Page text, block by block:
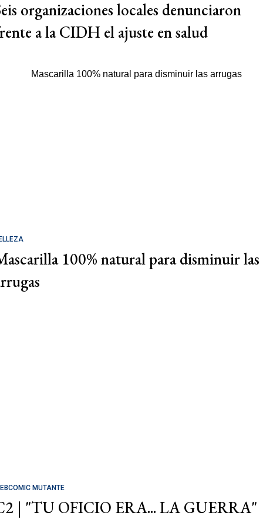
organizaciones locales denunciaron
a la CIDH el ajuste en salud
100% natural para disminuir las
MUTANTE
| "TU OFICIO ERA... LA GUERRA"